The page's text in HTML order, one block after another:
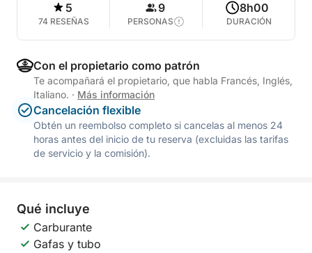
5
74 RESEÑAS
9
PERSONAS
8h00
DURACIÓN
Con el propietario como patrón
Te acompañará el propietario, que habla Francés, Inglés,
Italiano. · Más información
Cancelación flexible
Obtén un reembolso completo si cancelas al menos 24
horas antes del inicio de tu reserva (excluidas las tarifas
de servicio y la comisión).
Qué incluye
Carburante
Gafas y tubo